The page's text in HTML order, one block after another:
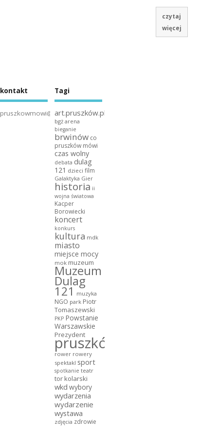
czytaj
więcej
kontakt
pruszkowmowi@gmail.com
Tagi
art.pruszków.pl
bgż arena
bieganie
brwinów co
pruszków mówi
czas wolny
debata dulag
121 dzieci film
Galaktyka Gier
historia ii
wojna światowa
Kacper
Borowiecki
koncert
konkurs
kultura mdk
miasto
miejsce mocy
mok muzeum
Muzeum
Dulag
121 muzyka
NGO park Piotr
Tomaszewski
PKP Powstanie
Warszawskie
Prezydent
pruszków
rower rowery
spektakl sport
spotkanie teatr
tor kolarski
wkd wybory
wydarzenia
wydarzenie
wystawa
zdjęcia zdrowie